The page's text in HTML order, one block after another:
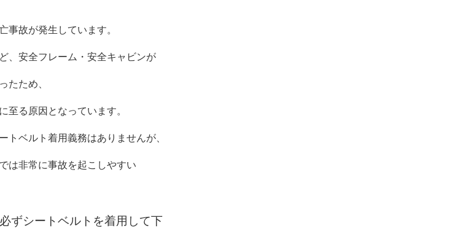
故が発生しています。
、安全フレーム・安全キャビンが
たため、
至る原因となっています。
ベルト着用義務はありませんが、
は非常に事故を起こしやすい
ずシートベルトを着用して下